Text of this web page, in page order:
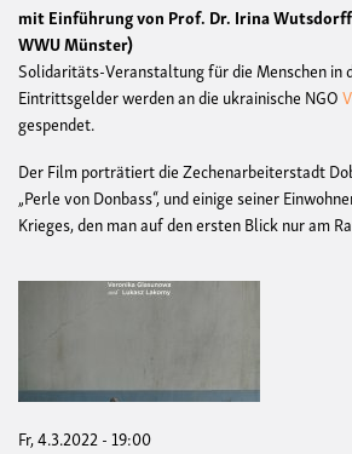
mit Einführung von Prof. Dr. Irina
WWU Münster)
Solidaritäts-Veranstaltung für die Menschen in
Eintrittsgelder werden an die ukrainische NGO
gespendet.
Der Film porträtiert die Zechenarbeiterstadt
„Perle von Donbass“, und einige seiner
Krieges, den man auf den ersten Blick nur am
Fr, 4.3.2022 - 19:00